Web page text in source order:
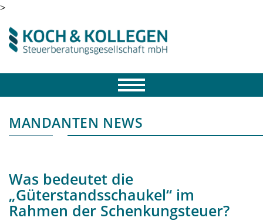
>
MANDANTEN NEWS
Was bedeutet die
„Güterstandsschaukel“ im
Rahmen der Schenkungsteuer?